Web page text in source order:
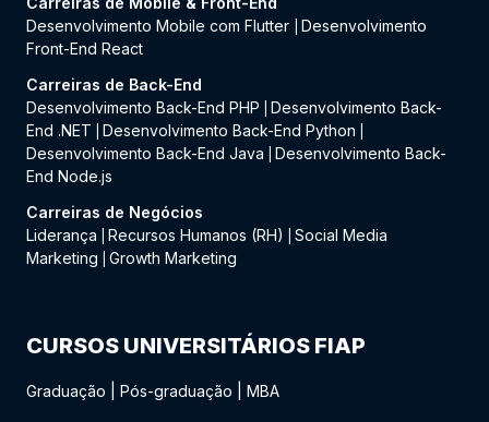
Desenvolvimento Mobile com Flutter
Desenvolvimento
Front-End React
Carreiras de Back-End
Desenvolvimento Back-End PHP
Desenvolvimento Back-
End .NET
Desenvolvimento Back-End Python
Desenvolvimento Back-End Java
Desenvolvimento Back-
End Node.js
Carreiras de Negócios
Liderança
Recursos Humanos (RH)
Social Media
Marketing
Growth Marketing
CURSOS UNIVERSITÁRIOS FIAP
Graduação Pós-graduação MBA